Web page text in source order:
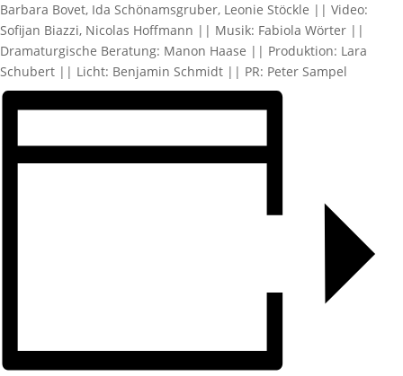
Barbara Bovet, Ida Schönamsgruber, Leonie Stöckle || Video:
Sofijan Biazzi, Nicolas Hoffmann || Musik: Fabiola Wörter ||
Dramaturgische Beratung: Manon Haase || Produktion: Lara
Schubert || Licht: Benjamin Schmidt || PR: Peter Sampel